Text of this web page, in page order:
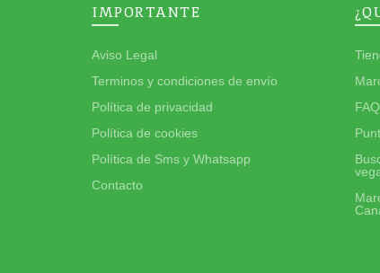
IMPORTANTE
Aviso Legal
Terminos y condiciones de envío
Política de privacidad
Política de cookies
Política de Sms y Whatsapp
Contacto